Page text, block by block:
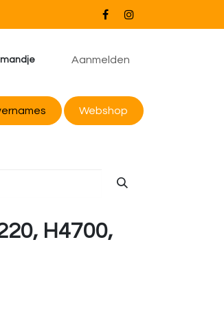
Aanmelden
Webshop
H4700,